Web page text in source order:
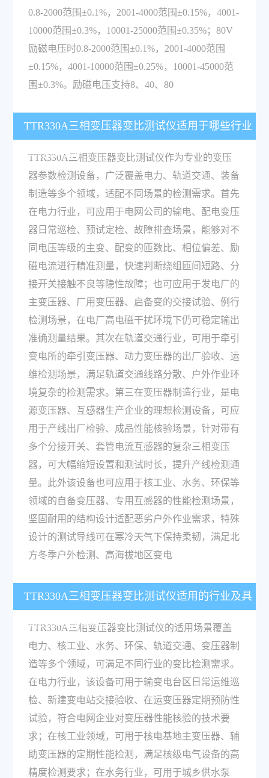
0.8-2000范围±0.1%，2001-4000范围±0.15%，4001-
10000范围±0.3%，10001-25000范围±0.35%；80V
励磁电压时0.8-2000范围±0.1%，2001-4000范围
±0.15%，4001-10000范围±0.25%，10001-45000范
围±0.3%。励磁电压支持8、40、80
TTR330A三相变压器变比测试仪适用于哪些行业
和测试场景？
TTR330A三相变压器变比测试仪作为专业的变压
器参数检测设备，广泛覆盖电力、轨道交通、装备
制造等多个领域，适配不同场景的检测需求。首先
在电力行业，可应用于电网公司的输电、配电变压
器日常巡检、预试定检、故障排查场景，能够对不
同电压等级的主变、配变的匝数比、相位偏差、励
磁电流进行精准测量，快速判断绕组匝间短路、分
接开关接触不良等隐性故障；也可应用于发电厂的
主变压器、厂用变压器、启备变的交接试验、例行
检测场景，在电厂高电磁干扰环境下仍可稳定输出
准确测量结果。其次在轨道交通行业，可用于牵引
变电所的牵引变压器、动力变压器的出厂验收、运
维检测场景，满足轨道交通线路分散、户外作业环
境复杂的检测需求。第三在变压器制造行业，是电
源变压器、互感器生产企业的理想检测设备，可应
用于产线出厂检验、成品性能核验场景，针对带有
多个分接开关、套管电流互感器的复杂三相变压
器，可大幅缩短设置和测试时长，提升产线检测通
量。此外该设备也可应用于核工业、水务、环保等
领域的自备变压器、专用互感器的性能检测场景，
坚固耐用的结构设计适配恶劣户外作业需求，特殊
设计的测试导线可在寒冷天气下保持柔韧，满足北
方冬季户外检测、高海拔地区变电
TTR330A三相变压器变比测试仪适用的行业及具
体应用场景有哪些？
TTR330A三相变压器变比测试仪的适用场景覆盖
电力、核工业、水务、环保、轨道交通、变压器制
造等多个领域，可满足不同行业的变比检测需求。
在电力行业，该设备可用于输变电台区日常运维巡
检、新建变电站交接验收、在运变压器定期预防性
试验，符合电网企业对变压器性能核验的技术要
求；在核工业领域，可用于核电基地主变压器、辅
助变压器的定期性能检测，满足核级电气设备的高
精度检测要求；在水务行业，可用于城乡供水泵